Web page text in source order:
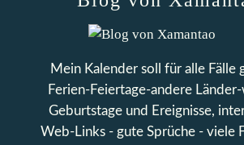
Mein Kalender soll für alle Fälle
Ferien-Feiertage-andere
Geburtstage und Ereignisse,
Web-Links - gute Sprüche - viele